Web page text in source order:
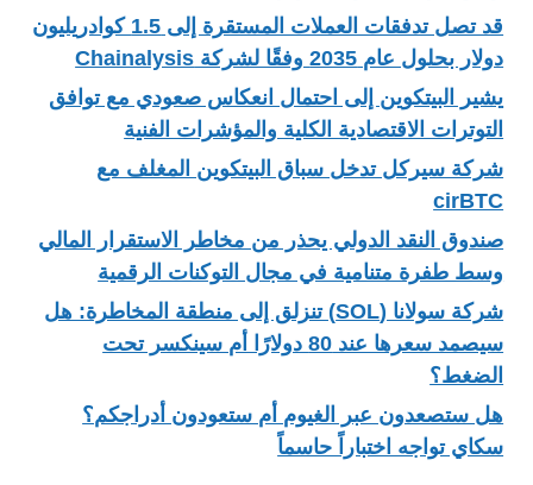
قد تصل تدفقات العملات المستقرة إلى 1.5 كوادريليون
دولار بحلول عام 2035 وفقًا لشركة Chainalysis
يشير البيتكوين إلى احتمال انعكاس صعودي مع توافق
التوترات الاقتصادية الكلية والمؤشرات الفنية
شركة سيركل تدخل سباق البيتكوين المغلف مع
cirBTC
صندوق النقد الدولي يحذر من مخاطر الاستقرار المالي
وسط طفرة متنامية في مجال التوكنات الرقمية
شركة سولانا (SOL) تنزلق إلى منطقة المخاطرة: هل
سيصمد سعرها عند 80 دولارًا أم سينكسر تحت
الضغط؟
هل ستصعدون عبر الغيوم أم ستعودون أدراجكم؟
سكاي تواجه اختباراً حاسماً